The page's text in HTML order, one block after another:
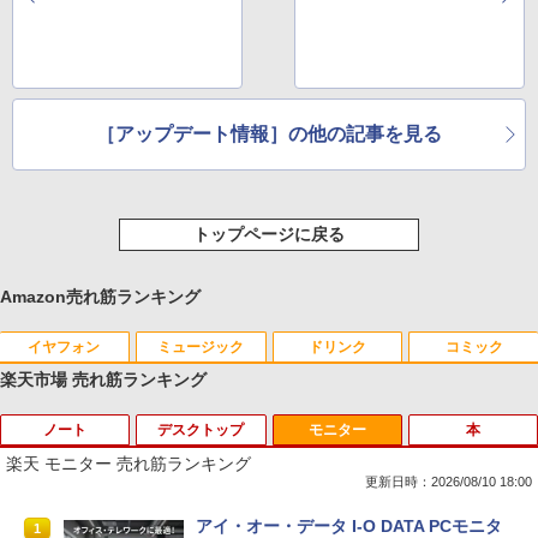
［アップデート情報］の他の記事を見る
トップページに戻る
Amazon売れ筋ランキング
イヤフォン
Anker Soundcore P40i オフホワイト
￥7,990
ミュージック
BRUCE WAYNE feat. Flo Milli, ATL Jacob
[Explicit]
ドリンク
by Amazon 天然水 ラベルレス 500ml ×24本
富士山の天然水 バナジウム含有 水 ミネラル
ウォーター ペットボトル 静岡県産 500ミリリ
コミック
薬屋のひとりごと 17巻 (デジタル版ビッグガ
ンガンコミックス)
楽天市場 売れ筋ランキング
ノート
1
【中古】Aランク FHD液晶 HP ProBook
デスクトップ
1
中古パソコン | HP | ProDesk 400 G4 SF
モニター
楽天 モニター 売れ筋ランキング
更新日時：2026/08/10 18:00
1
アイ・オー・データ I-O DATA PCモニタ
本